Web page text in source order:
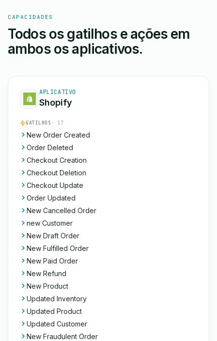
CAPACIDADES
Todos os gatilhos e ações em
ambos os aplicativos.
APLICATIVO
Shopify
GATILHOS · 17
New Order Created
Order Deleted
Checkout Creation
Checkout Deletion
Checkout Update
Order Updated
New Cancelled Order
new Customer
New Draft Order
New Fulfilled Order
New Paid Order
New Refund
New Product
Updated Inventory
Updated Product
Updated Customer
New Fraudulent Order